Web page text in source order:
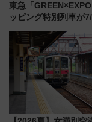
東急「
ッピング特別列車が
ー！ 注目の編成やデ